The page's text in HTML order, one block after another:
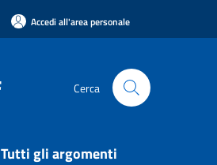
Accedi all'area personale
Cerca
Tutti gli argomenti